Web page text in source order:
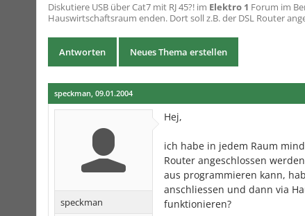
Diskutiere USB über Cat7 mit RJ 45?! im Elektro 1 Forum im
Hauswirtschaftsraum enden. Dort soll z.B. der DSL Router
Antworten Neues Thema erstellen
speckman, 09.01.2004
speckman
Hej,
ich habe in jedem Raum
Router angeschlossen
aus programmieren kann,
anschliessen und dann via
funktionieren?